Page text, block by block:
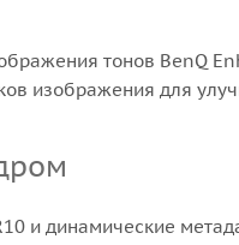
тонов BenQ
изображения для
и динамические